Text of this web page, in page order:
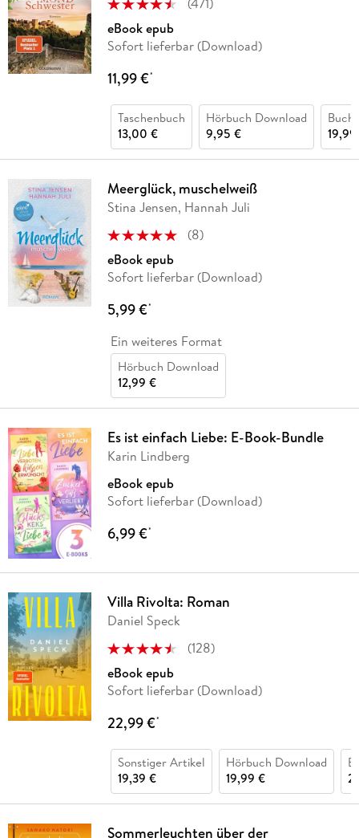
eBook epub
Sofort lieferbar (Download)
11,99 €*
Taschenbuch
13,00 €
Hörbuch Download
9,95 €
Buch
Meerglück, muschelweiß
Stina Jensen, Hannah Juli
(8)
eBook epub
Sofort lieferbar (Download)
5,99 €*
Ein weiteres Format
Hörbuch Download
12,99 €
Es ist einfach Liebe: E-Book-Bundle
Karin Lindberg
eBook epub
Sofort lieferbar (Download)
6,99 €*
Villa Rivolta: Roman
Daniel Speck
(128)
eBook epub
Sofort lieferbar (Download)
22,99 €*
Sonstiger Artikel
19,39 €
Hörbuch Download
19,99 €
Sommerleuchten über der